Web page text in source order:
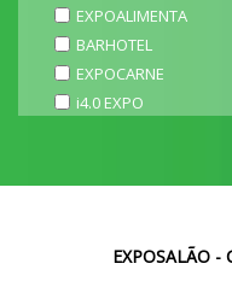
EXPOALIMENTA
BARHOTEL
EXPOCARNE
i4.0 EXPO
EXPOSALÃO -